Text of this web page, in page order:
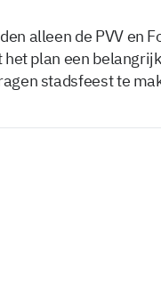
alleen de PVV en
plan een
stadsfeest te